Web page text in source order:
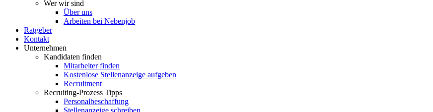
Wer wir sind
Über uns
Arbeiten bei Nebenjob
Ratgeber
Kontakt
Unternehmen
Kandidaten finden
Mitarbeiter finden
Kostenlose Stellenanzeige aufgeben
Recruitment
Recruiting-Prozess Tipps
Personalbeschaffung
Stellenanzeige schreiben